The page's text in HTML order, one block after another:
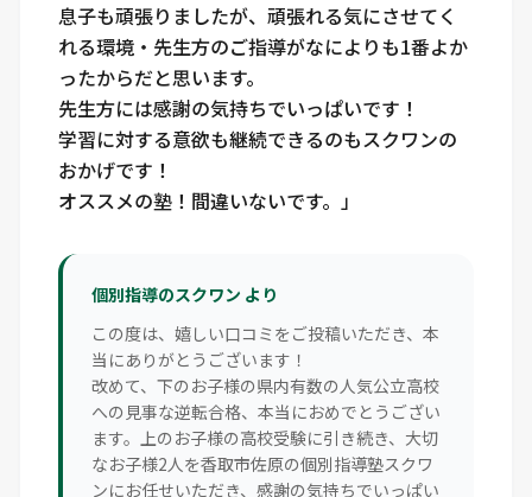
息子も頑張りましたが、頑張れる気にさせてく
れる環境・先生方のご指導がなによりも1番よか
ったからだと思います。
先生方には感謝の気持ちでいっぱいです！
学習に対する意欲も継続できるのもスクワンの
おかげです！
オススメの塾！間違いないです。」
個別指導のスクワン より
この度は、嬉しい口コミをご投稿いただき、本
当にありがとうございます！
改めて、下のお子様の県内有数の人気公立高校
への見事な逆転合格、本当におめでとうござい
ます。上のお子様の高校受験に引き続き、大切
なお子様2人を香取市佐原の個別指導塾スクワ
ンにお任せいただき、感謝の気持ちでいっぱい